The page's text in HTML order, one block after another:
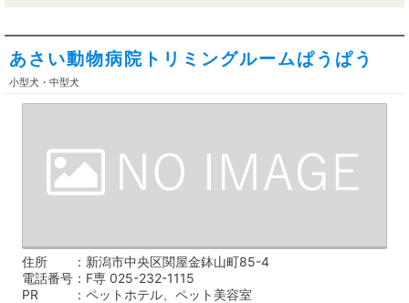
あさい動物病院トリミングルームぱうぱう
小型犬・中型犬
住所
新潟市中央区関屋金鉢山町85-4
電話番号
F専 025-232-1115
PR
ペットホテル、ペット美容室